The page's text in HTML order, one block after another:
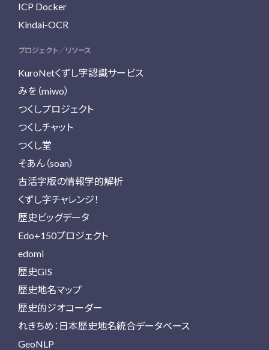
ICP Docker
Kindai-OCR
プロジェクト／リソース
KuroNetくずし字認識サービス
みを（miwo）
つくしプロジェクト
つくしチャット
つくし堂
そあん（soan）
古活字版の情報学的解析
くずし字チャレンジ！
歴史ビッグデータ
Edo+150プロジェクト
edomi
歴史GIS
歴史地名マップ
歴史的ジオコーダー
れきちめ：日本歴史地名統合データベース
GeoNLP